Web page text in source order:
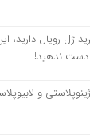
ژل رویال دارید،
دست ندهید!
و